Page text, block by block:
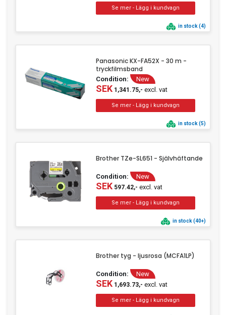
in stock (4)
Panasonic KX-FA52X - 30 m -
tryckfilmsband
Condition: New
SEK1,341.75,- excl. vat
in stock (5)
Brother TZe-SL651 - Självhäftande
Condition: New
SEK597.42,- excl. vat
in stock (40+)
Brother tyg - ljusrosa (MCFA1LP)
Condition: New
SEK1,693.73,- excl. vat